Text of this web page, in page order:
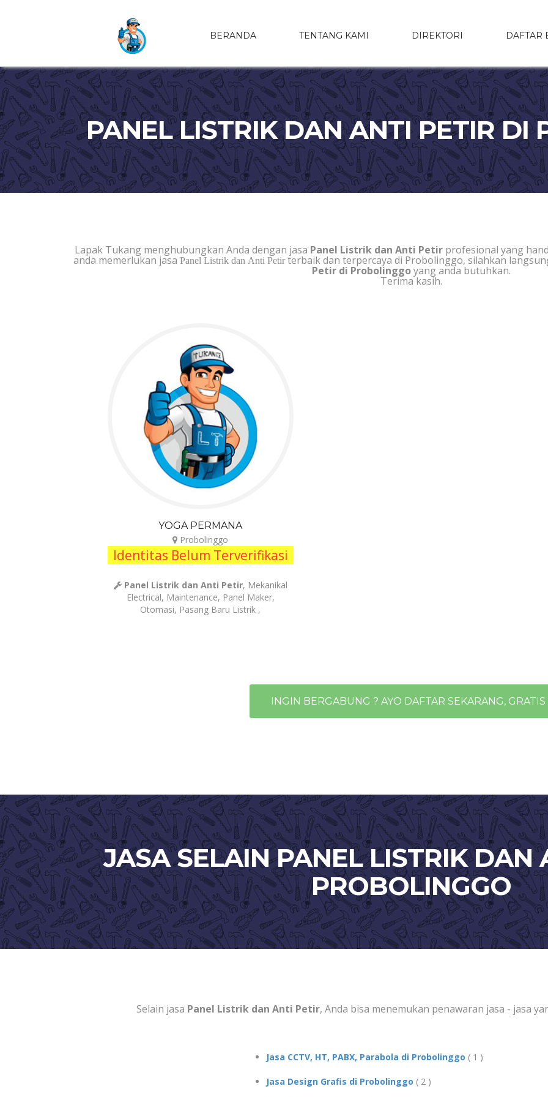
BERANDA TENTANG KAMI DIREKTORI DAFTAR
PANEL LISTRIK DAN ANTI PETIR DI
Lapak Tukang menghubungkan Anda dengan jasa Panel Listrik dan Anti Petir profesional yang
anda memerlukan jasa Panel Listrik dan Anti Petirterbaik dan terpercaya di Probolinggo, silahkan
Petir di Probolinggoyang anda butuhkan.
Terima kasih.
YOGA PERMANA
Probolinggo
Identitas Belum Terverifikasi
Panel Listrik dan Anti Petir, Mekanikal
Electrical, Maintenance, Panel Maker,
Otomasi, Pasang Baru Listrik ,
INGIN BERGABUNG ? AYO DAFTAR SEKARANG, GRATIS
JASA SELAIN PANEL LISTRIK DAN
PROBOLINGGO
Selain jasa Panel Listrik dan Anti Petir, Anda bisa menemukan penawaran jasa - jasa
Jasa CCTV, HT, PABX, Parabola di Probolinggo ( 1 )
Jasa Design Grafis di Probolinggo ( 2 )